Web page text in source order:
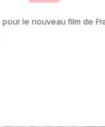
le nouveau film de